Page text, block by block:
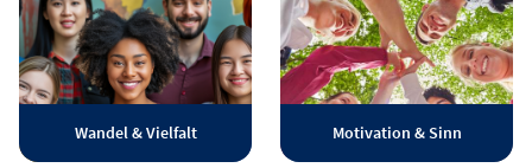
Wandel & Vielfalt Motivation & Sinn